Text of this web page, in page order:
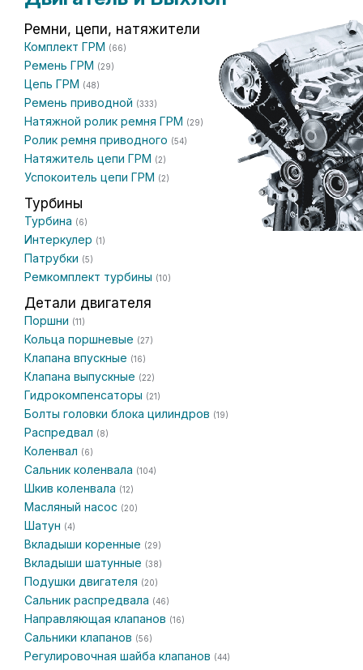
Ремни, цепи, натяжители
Комплект ГРМ (66)
Ремень ГРМ (29)
Цепь ГРМ (48)
Ремень приводной (333)
Натяжной ролик ремня ГРМ (29)
Ролик ремня приводного (54)
Натяжитель цепи ГРМ (2)
Успокоитель цепи ГРМ (2)
Турбины
Турбина (6)
Интеркулер (1)
Патрубки (5)
Ремкомплект турбины (10)
Детали двигателя
Поршни (11)
Кольца поршневые (27)
Клапана впускные (16)
Клапана выпускные (22)
Гидрокомпенсаторы (21)
Болты головки блока цилиндров (19)
Распредвал (8)
Коленвал (6)
Сальник коленвала (104)
Шкив коленвала (12)
Масляный насос (20)
Шатун (4)
Вкладыши коренные (29)
Вкладыши шатунные (38)
Подушки двигателя (20)
Сальник распредвала (46)
Направляющая клапанов (16)
Сальники клапанов (56)
Регулировочная шайба клапанов (44)